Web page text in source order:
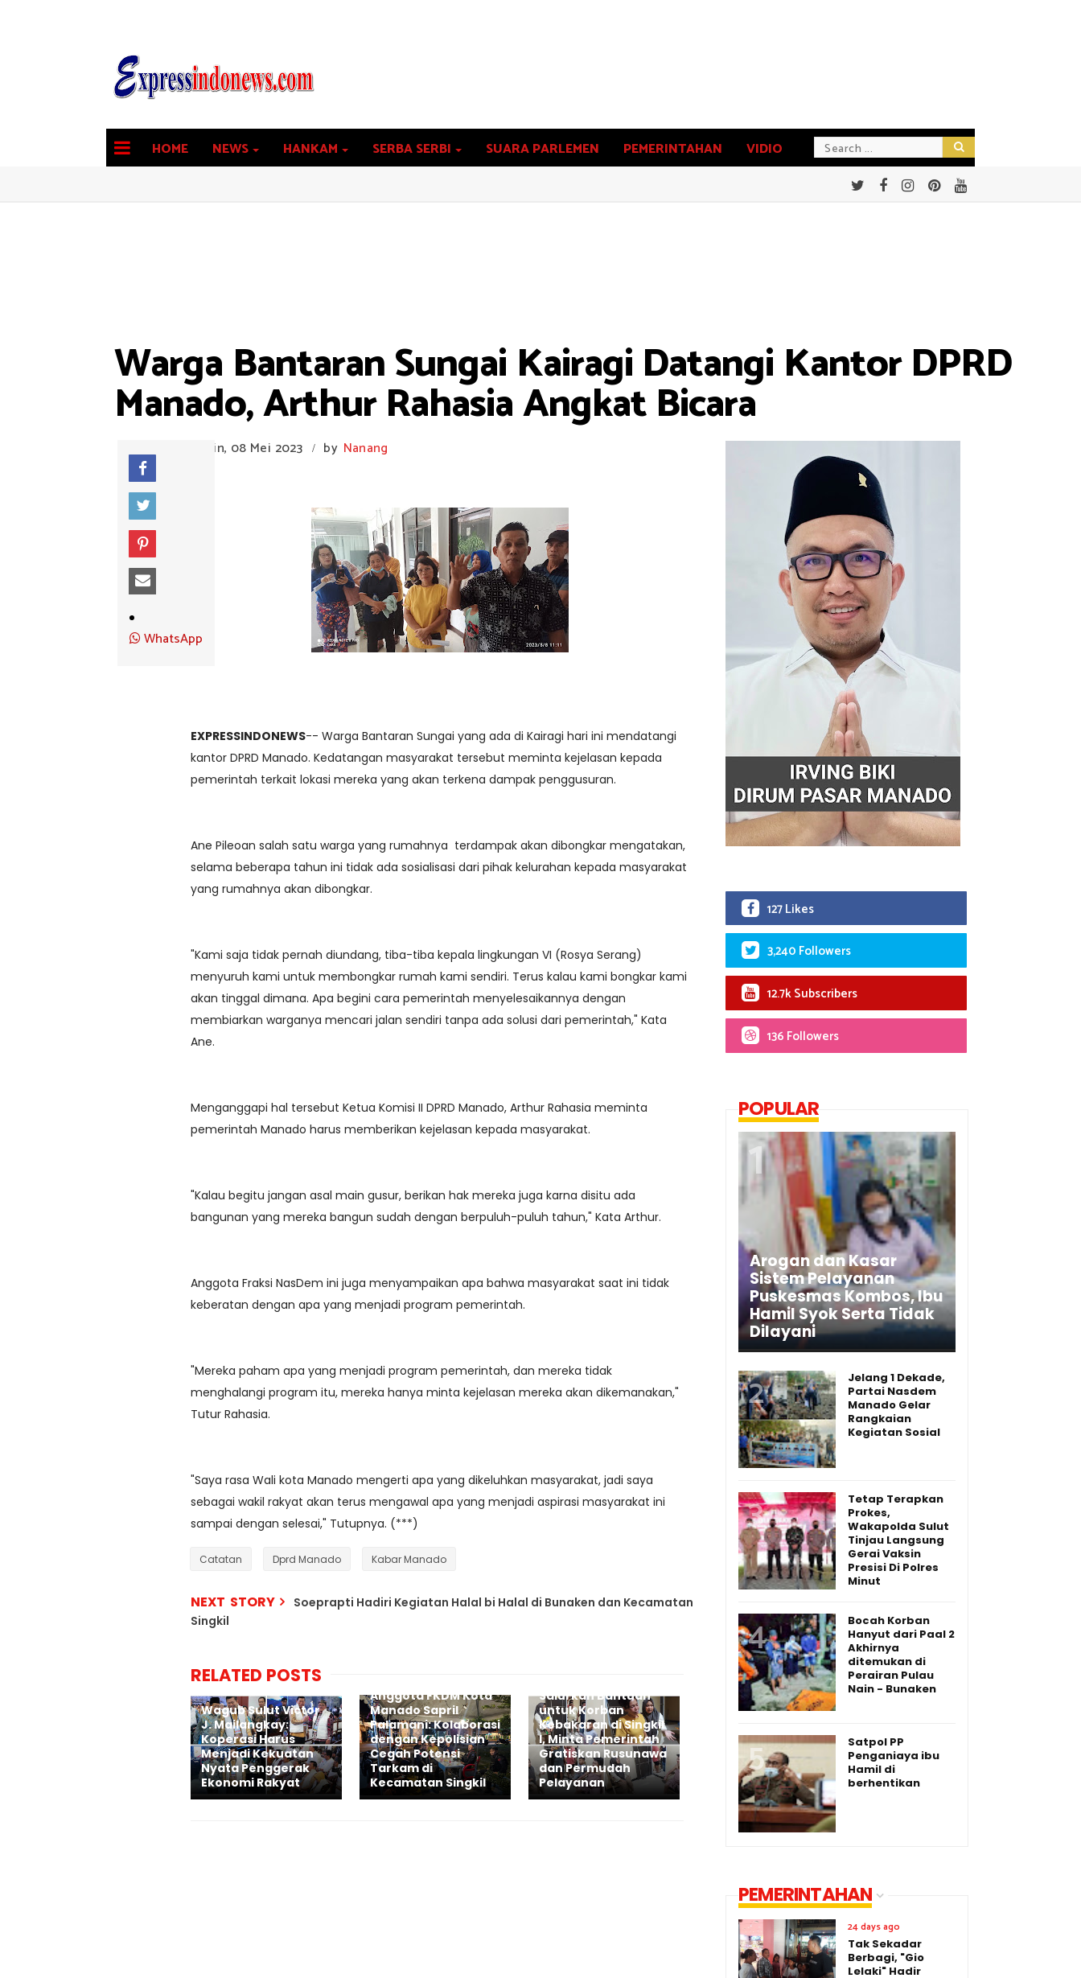
HOME NEWS HANKAM SERBA SERBI SUARA PARLEMEN PEMERINTAHAN VIDIO
Warga Bantaran Sungai Kairagi Datangi Kantor DPRD
Manado, Arthur Rahasia Angkat Bicara
Senin, 08 Mei 2023 / by Nanang
WhatsApp
EXPRESSINDONEWS-- Warga Bantaran Sungai yang ada di Kairagi hari ini mendatangi
kantor DPRD Manado. Kedatangan masyarakat tersebut meminta kejelasan kepada
pemerintah terkait lokasi mereka yang akan terkena dampak penggusuran.
Ane Pileoan salah satu warga yang rumahnya terdampak akan dibongkar mengatakan,
selama beberapa tahun ini tidak ada sosialisasi dari pihak kelurahan kepada masyarakat
yang rumahnya akan dibongkar.
"Kami saja tidak pernah diundang, tiba-tiba kepala lingkungan VI (Rosya Serang)
menyuruh kami untuk membongkar rumah kami sendiri. Terus kalau kami bongkar kami
akan tinggal dimana. Apa begini cara pemerintah menyelesaikannya dengan
membiarkan warganya mencari jalan sendiri tanpa ada solusi dari pemerintah," Kata
Ane.
Menganggapi hal tersebut Ketua Komisi II DPRD Manado, Arthur Rahasia meminta
pemerintah Manado harus memberikan kejelasan kepada masyarakat.
"Kalau begitu jangan asal main gusur, berikan hak mereka juga karna disitu ada
bangunan yang mereka bangun sudah dengan berpuluh-puluh tahun," Kata Arthur.
Anggota Fraksi NasDem ini juga menyampaikan apa bahwa masyarakat saat ini tidak
keberatan dengan apa yang menjadi program pemerintah.
"Mereka paham apa yang menjadi program pemerintah, dan mereka tidak
menghalangi program itu, mereka hanya minta kejelasan mereka akan dikemanakan,"
Tutur Rahasia.
"Saya rasa Wali kota Manado mengerti apa yang dikeluhkan masyarakat, jadi saya
sebagai wakil rakyat akan terus mengawal apa yang menjadi aspirasi masyarakat ini
sampai dengan selesai," Tutupnya. (***)
Catatan Dprd Manado Kabar Manado
NEXT STORY
Soeprapti Hadiri Kegiatan Halal bi Halal di Bunaken dan Kecamatan
Singkil
RELATED POSTS
Wagub Sulut Victor
J. Mailangkay:
Koperasi Harus
Menjadi Kekuatan
Nyata Penggerak
Ekonomi Rakyat
Anggota FKDM Kota
Manado Sapril
Palamani: Kolaborasi
dengan Kepolisian
Cegah Potensi
Tarkam di
Kecamatan Singkil
Salurkan Bantuan
untuk Korban
Kebakaran di Singkil
I, Minta Pemerintah
Gratiskan Rusunawa
dan Permudah
Pelayanan
127 Likes
3,240 Followers
12.7k Subscribers
136 Followers
POPULAR
Arogan dan Kasar
Sistem Pelayanan
Puskesmas Kombos, Ibu
Hamil Syok Serta Tidak
Dilayani
Jelang 1 Dekade,
Partai Nasdem
Manado Gelar
Rangkaian
Kegiatan Sosial
Tetap Terapkan
Prokes,
Wakapolda Sulut
Tinjau Langsung
Gerai Vaksin
Presisi Di Polres
Minut
Bocah Korban
Hanyut dari Paal 2
Akhirnya
ditemukan di
Perairan Pulau
Nain - Bunaken
Satpol PP
Penganiaya ibu
Hamil di
berhentikan
PEMERINTAHAN
24 days ago
Tak Sekadar
Berbagi, "Gio
Lelaki" Hadir